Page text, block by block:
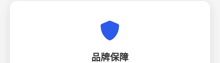
品牌保障